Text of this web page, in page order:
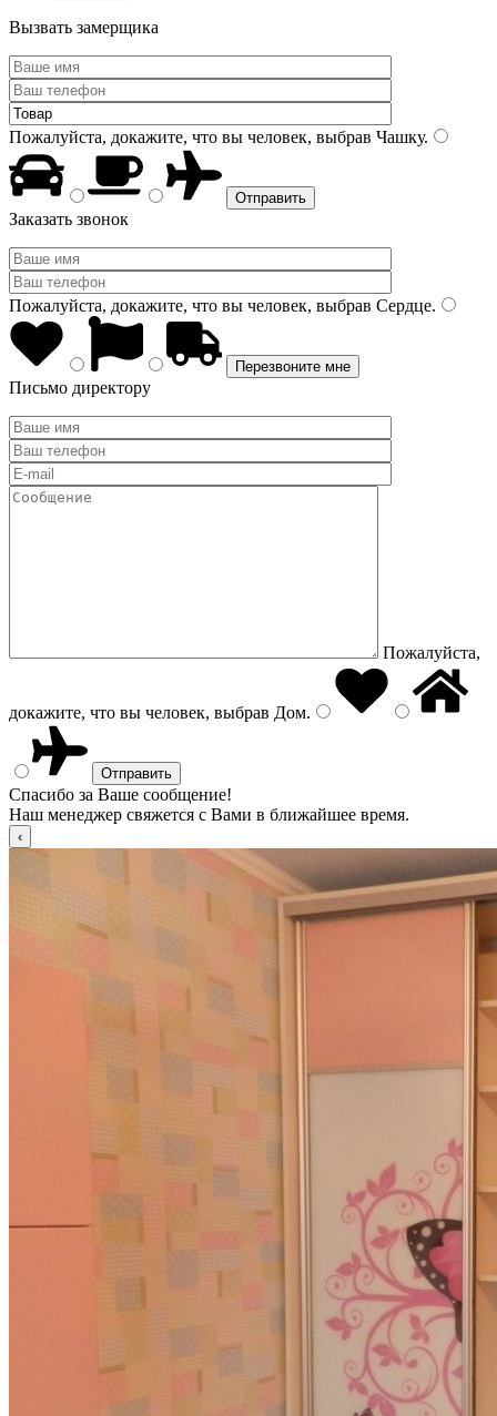
Вызвать замерщика
Пожалуйста, докажите, что вы человек, выбрав Чашку.
Заказать звонок
Пожалуйста, докажите, что вы человек, выбрав Сердце.
Письмо директору
Пожалуйста,
докажите, что вы человек, выбрав Дом.
Спасибо за Ваше сообщение!
Наш менеджер свяжется с Вами в ближайшее время.